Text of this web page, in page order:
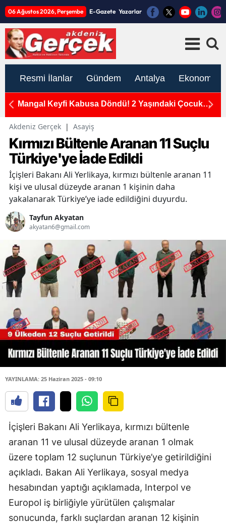
06 Ağustos 2026, Perşembe E-Gazete Yazarlar
Resmi İlanlar Gündem Antalya Ekonomi
Mangal Keyfi Kabusa Döndü! 2 Yaşındaki Çocuk
Akdeniz Gerçek | Asayiş
Kırmızı Bültenle Aranan 11 Suçlu
Türkiye'ye İade Edildi
İçişleri Bakanı Ali Yerlikaya, kırmızı bültenle aranan 11
kişi ve ulusal düzeyde aranan 1 kişinin daha
yakalanarak Türkiye’ye iade edildiğini duyurdu.
Tayfun Akyatan
akyatan6@gmail.com
YAYINLAMA: 25 Haziran 2025 - 09:10
İçişleri Bakanı Ali Yerlikaya, kırmızı bültenle
aranan 11 ve ulusal düzeyde aranan 1 olmak
üzere toplam 12 suçlunun Türkiye’ye getirildiğini
açıkladı. Bakan Ali Yerlikaya, sosyal medya
hesabından yaptığı açıklamada, Interpol ve
Europol iş birliğiyle yürütülen çalışmalar
sonucunda, farklı suçlardan aranan 12 kişinin